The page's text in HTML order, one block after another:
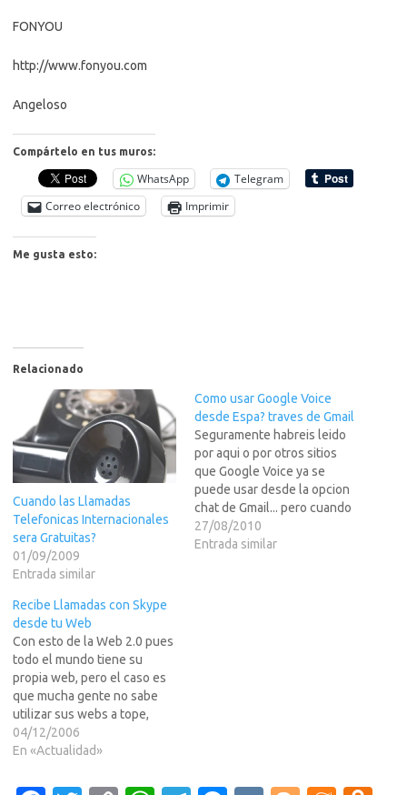
FONYOU
http://www.fonyou.com
Angeloso
Compártelo en tus muros:
WhatsApp
Telegram
Correo electrónico
Imprimir
Me gusta esto:
Relacionado
Cuando las Llamadas
Telefonicas Internacionales
sera Gratuitas?
01/09/2009
Entrada similar
Como usar Google Voice
desde Espa? traves de Gmail
Seguramente habreis leido
por aqui o por otros sitios
que Google Voice ya se
puede usar desde la opcion
chat de Gmail... pero cuando
vais a vuestra cuenta no veis
esa opcion... pues bien, a mi
27/08/2010
Entrada similar
Recibe Llamadas con Skype
desde tu Web
Con esto de la Web 2.0 pues
todo el mundo tiene su
propia web, pero el caso es
que mucha gente no sabe
utilizar sus webs a tope,
pues usan algun gestor
creador de webs como
pero bueno, si tu tienes un
04/12/2006
En «Actualidad»